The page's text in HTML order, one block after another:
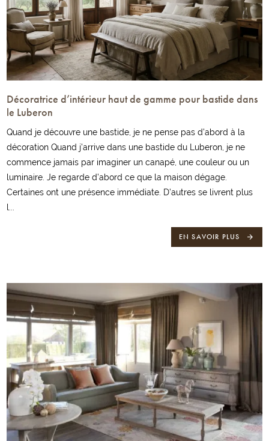
Décoratrice d’intérieur haut de gamme pour bastide dans
le Luberon
Quand je découvre une bastide, je ne pense pas d’abord à la
décoration Quand j’arrive dans une bastide du Luberon, je ne
commence jamais par imaginer un canapé, une couleur ou un
luminaire. Je regarde d’abord ce que la maison dégage.
Certaines ont une présence immédiate. D’autres se livrent plus
l...
EN SAVOIR PLUS